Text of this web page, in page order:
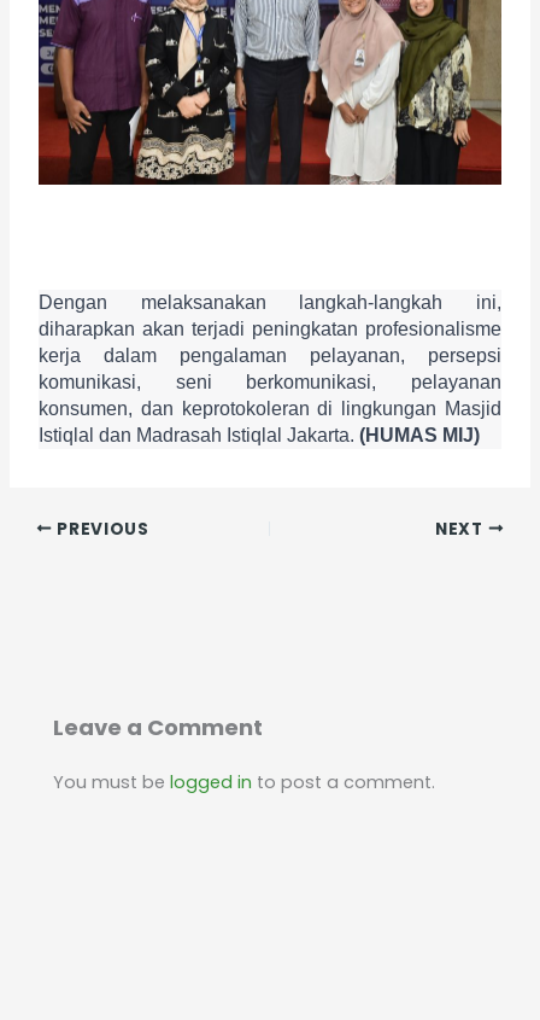
Dengan melaksanakan langkah-langkah ini,
diharapkan akan terjadi peningkatan profesionalisme
kerja dalam pengalaman pelayanan, persepsi
komunikasi, seni berkomunikasi, pelayanan
konsumen, dan keprotokoleran di lingkungan Masjid
Istiqlal dan Madrasah Istiqlal Jakarta. (HUMAS MIJ)
PREVIOUS NEXT
Leave a Comment
You must belogged in to post a comment.